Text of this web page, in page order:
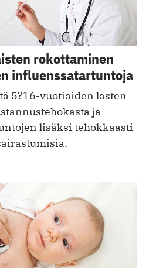
rokottaminen
influenssatartuntoja
5?16-vuotiaiden lasten
ja
lisäksi tehokkaasti